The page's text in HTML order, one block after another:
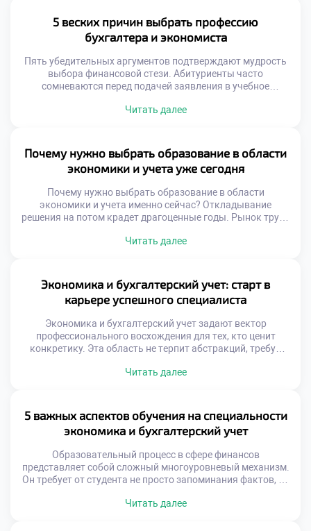
Выпускники учатся управлять не только цифрами, но и
собой. Материал посвящен глубинному смыслу
выбранного пути. Мы исследуем трансформацию
5 веских причин выбрать профессию
бухгалтера и экономиста
Пять убедительных аргументов подтверждают мудрость
выбора финансовой стези. Абитуриенты часто
сомневаются перед подачей заявления в учебное
изучении перспектив. Профессия сочетает стабильность с
Работодатели ценят специалистов с системным
мышлением. Диплом открывает двери в разнообразные
отрасли экономики. Вы получаете универсальный набор
жизненных […]
Читать далее
Почему нужно выбрать образование в области
экономики и учета уже сегодня
Почему нужно выбрать образование в области
экономики и учета именно сейчас? Откладывание
решения на потом крадет драгоценные годы. Рынок труда
грамотность становится базовой потребностью.
дает фору конкурентам. Время работает на тех, кто
действует. Промедление обходится слишком дорого.
Карьерный капитал накапливается […]
Читать далее
Экономика и бухгалтерский учет: старт в
карьере успешного специалиста
Экономика и бухгалтерский учет задают вектор
профессионального восхождения для тех, кто ценит
конкретику. Эта область не терпит абстракций, требуя
здесь измеряется не громкими словами, а реальными
Работодатели охотятся за специалистами, способными
приносить пользу с первого дня. […]
Читать далее
5 важных аспектов обучения на специальности
экономика и бухгалтерский учет
Образовательный процесс в сфере финансов
представляет собой сложный многоуровневый механизм.
Он требует от студента не просто запоминания фактов, но
элементов учебы помогает достичь максимальных
Читать далее